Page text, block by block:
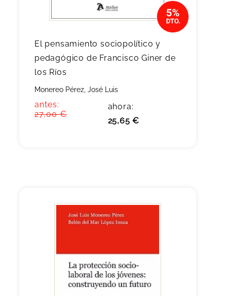
El pensamiento sociopolítico y
pedagógico de Francisco Giner de
los Ríos
Monereo Pérez, José Luis
antes:
27,00 €
ahora:
25,65 €